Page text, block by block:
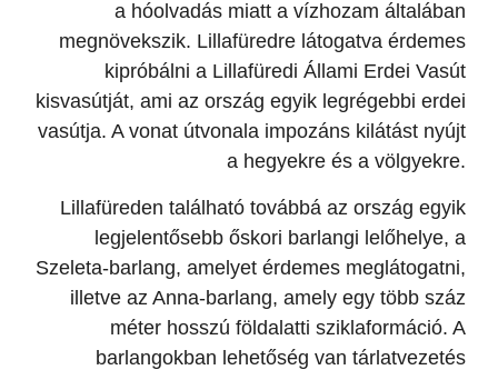
a hóolvadás miatt a vízhozam általában
megnövekszik. Lillafüredre látogatva érdemes
kipróbálni a Lillafüredi Állami Erdei Vasút
kisvasútját, ami az ország egyik legrégebbi erdei
vasútja. A vonat útvonala impozáns kilátást nyújt
a hegyekre és a völgyekre.
Lillafüreden található továbbá az ország egyik
legjelentősebb őskori barlangi lelőhelye, a
Szeleta-barlang, amelyet érdemes meglátogatni,
illetve az Anna-barlang, amely egy több száz
méter hosszú földalatti sziklaformáció. A
barlangokban lehetőség van tárlatvezetés